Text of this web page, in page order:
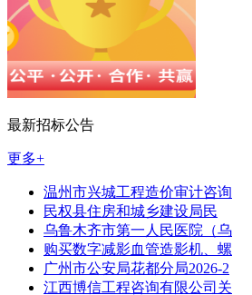
最新招标公告
更多+
温州市兴城工程造价审计咨询
民权县住房和城乡建设局民
乌鲁木齐市第一人民医院（乌
购买数字减影血管造影机、螺
广州市公安局花都分局2026-2
江西博信工程咨询有限公司关